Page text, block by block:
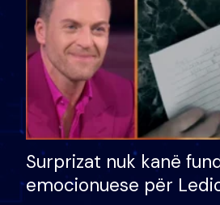
Surprizat nuk kanë
emocionuese për